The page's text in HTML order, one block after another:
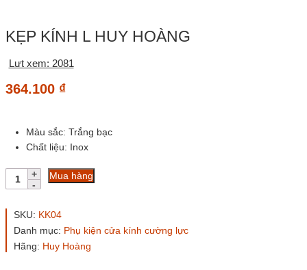
KẸP KÍNH L HUY HOÀNG
Lưt xem: 2081
364.100 ₫
Màu sắc: Trắng bạc
Chất liệu: Inox
Kẹp
kính
Huy
số
lượng
Mua hàng
SKU: KK04
Danh mục: Phụ kiện cửa kính cường lực
Hãng: Huy Hoàng